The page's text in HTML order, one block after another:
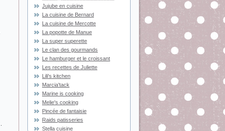
Jujube en cuisine
La cuisine de Bernard
La cuisine de Mercotte
La popotte de Manue
La super superette
Le clan des gourmands
Le hamburger et le croissant
Les recettes de Juliette
Lili's kitchen
Marcia'tack
Marine is cooking
Melie's cooking
Pincée de fantaisie
Raids patisseries
Stella cuisine